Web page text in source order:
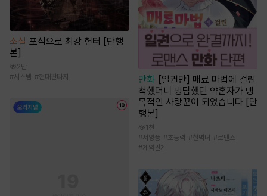
소설 포식으로 최강 헌터 [단행
본]
2만
#시스템 #현대판타지 만화 [일권만] 매료 마법에 걸린
척했더니 냉담했던 약혼자가 맹
목적인 사랑꾼이 되었습니다 [단
행본]
1천
#서양풍 #초능력 #철벽녀 #로맨스
#계약관계